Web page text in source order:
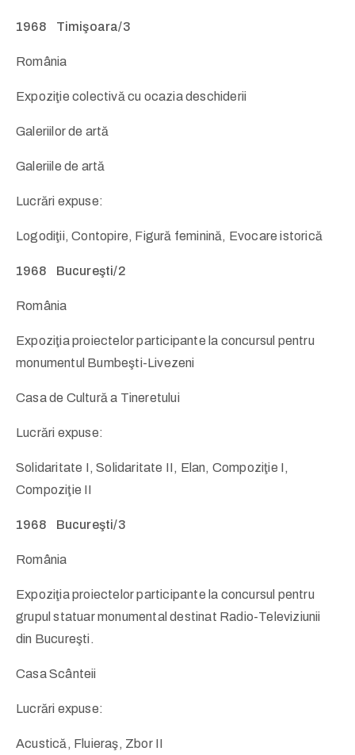
1968 Timişoara/3
România
Expoziţie colectivă cu ocazia deschiderii
Galeriilor de artă
Galeriile de artă
Lucrări expuse:
Logodiţii, Contopire, Figură feminină, Evocare istorică
1968 Bucureşti/2
România
Expoziţia proiectelor participante la concursul pentru
monumentul Bumbeşti-Livezeni
Casa de Cultură a Tineretului
Lucrări expuse:
Solidaritate I, Solidaritate II, Elan, Compoziţie I,
Compoziţie II
1968 Bucureşti/3
România
Expoziţia proiectelor participante la concursul pentru
grupul statuar monumental destinat Radio-Televiziunii
din Bucureşti.
Casa Scânteii
Lucrări expuse:
Acustică, Fluieraş, Zbor II